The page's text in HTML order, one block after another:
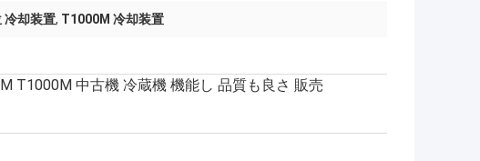
冷却装置, T1000M 冷却装置
T1000M 中古機 冷蔵機 機能し 品質も良さ 販売